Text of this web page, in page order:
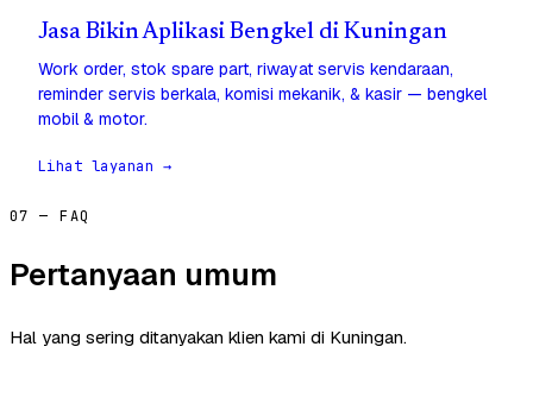
Jasa Bikin Aplikasi Bengkel di Kuningan
Work order, stok spare part, riwayat servis kendaraan,
reminder servis berkala, komisi mekanik, & kasir — bengkel
mobil & motor.
Lihat layanan →
07 — FAQ
Pertanyaan umum
Hal yang sering ditanyakan klien kami di Kuningan.